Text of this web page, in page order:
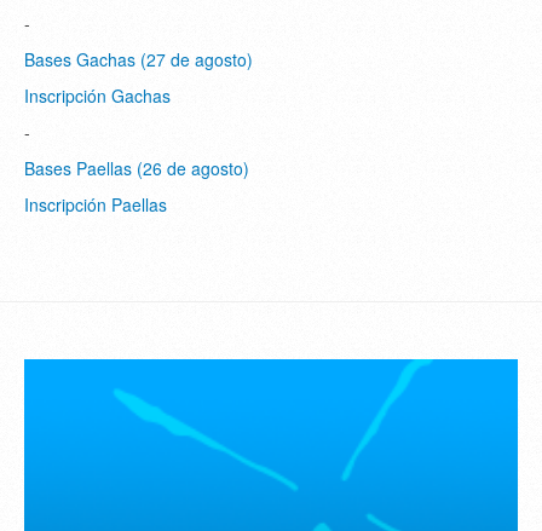
-
Bases Gachas (27 de agosto)
Inscripción Gachas
-
Bases Paellas (26 de agosto)
Inscripción Paellas